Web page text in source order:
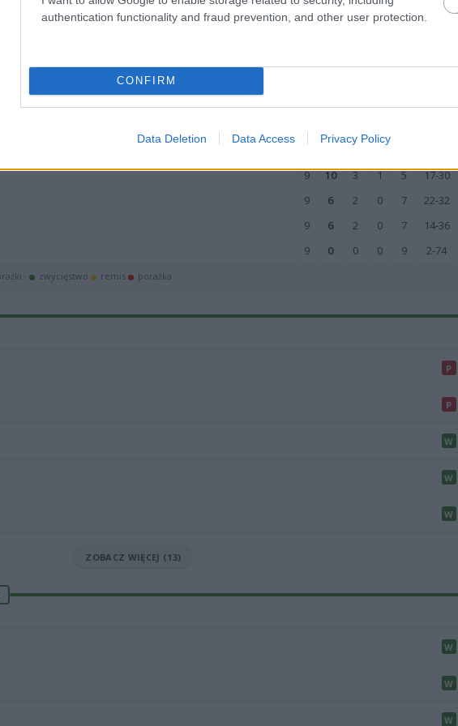
authentication functionality and fraud prevention, and other user protection.
CONFIRM
Data Deletion Data Access Privacy Policy
9 22 7 1 1 56-21
9 3
9 10 3 1 5 17-30
9 6 2 0 7 22-32
9 6 2 0 7 14-36
9 0 0 0 9 2-74
· zwycięstwo remis porażka
P
P
W
W
W
ZOBACZ WIĘCEJ (13)
W
W
W